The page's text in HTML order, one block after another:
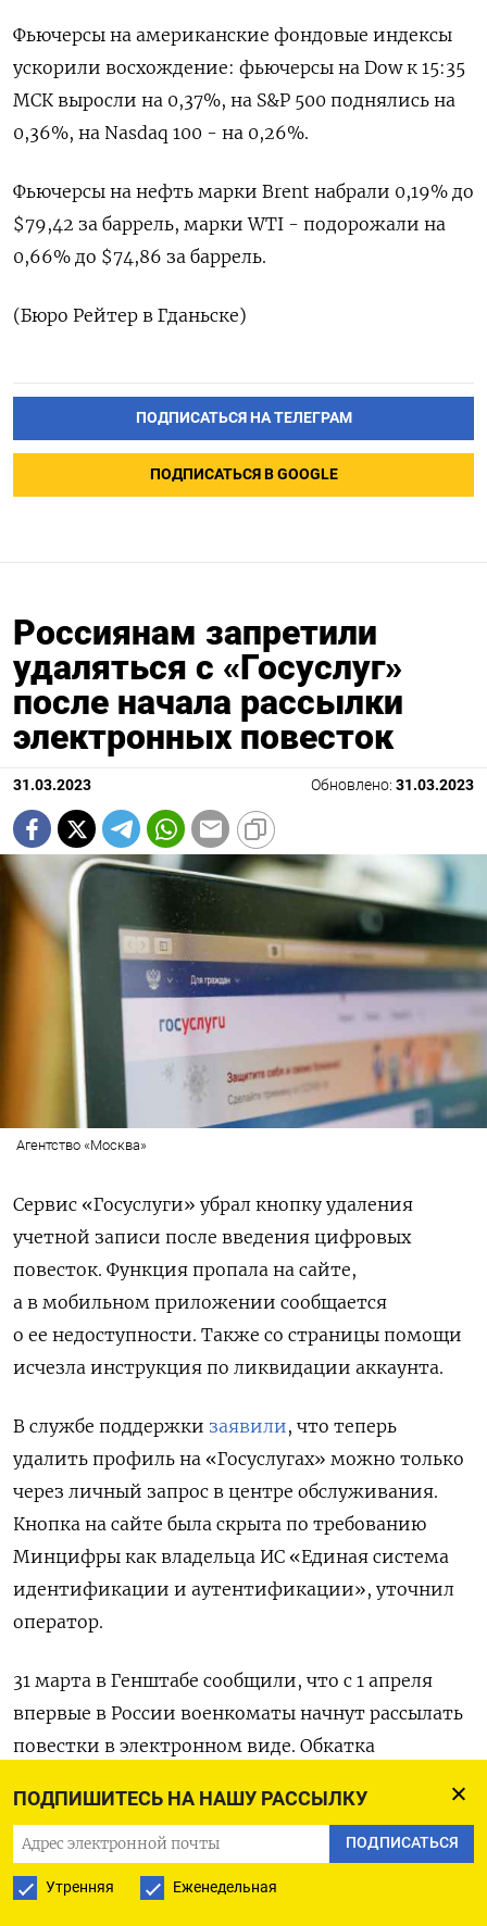
ПОДПИШИТЕСЬ НА НАШУ РАССЫЛКУ
ПОДПИСАТЬСЯ
Утренняя Еженедельная
Фьючерсы на американские фондовые индексы
ускорили восхождение: фьючерсы на Dow к 15:35
МСК выросли на 0,37%, на S&P 500 поднялись на
0,36%, на Nasdaq 100 - на 0,26%.
Фьючерсы на нефть марки Brent набрали 0,19% до
$79,42 за баррель, марки WTI - подорожали на
0,66% до $74,86 за баррель.
(Бюро Рейтер в Гданьске)
ПОДПИСАТЬСЯ НА ТЕЛЕГРАМ
ПОДПИСАТЬСЯ В GOOGLE
Россиянам запретили
удаляться с «Госуслуг»
после начала рассылки
электронных повесток
31.03.2023 Обновлено: 31.03.2023
Агентство «Москва»
Сервис «Госуслуги» убрал кнопку удаления
учетной записи после введения цифровых
повесток. Функция пропала на сайте,
а в мобильном приложении сообщается
о ее недоступности. Также со страницы помощи
исчезла инструкция по ликвидации аккаунта.
В службе поддержки заявили, что теперь
удалить профиль на «Госуслугах» можно только
через личный запрос в центре обслуживания.
Кнопка на сайте была скрыта по требованию
Минцифры как владельца ИС «Единая система
идентификации и аутентификации», уточнил
оператор.
31 марта в Генштабе сообщили, что с 1 апреля
впервые в России военкоматы начнут рассылать
повестки в электронном виде. Обкатка
весеннего призыва. При
отсутствии возможности оповещения
в электронном виде повестка будет вручаться